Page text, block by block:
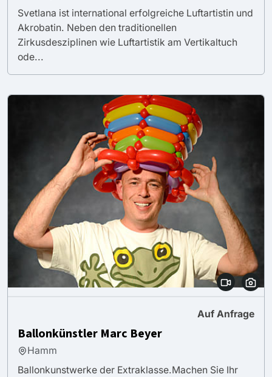
Svetlana ist international erfolgreiche Luftartistin und
Akrobatin. Neben den traditionellen
Zirkusdesziplinen wie Luftartistik am Vertikaltuch
ode...
Auf Anfrage
Ballonkünstler Marc Beyer
Hamm
Ballonkunstwerke der Extraklasse.Machen Sie Ihr